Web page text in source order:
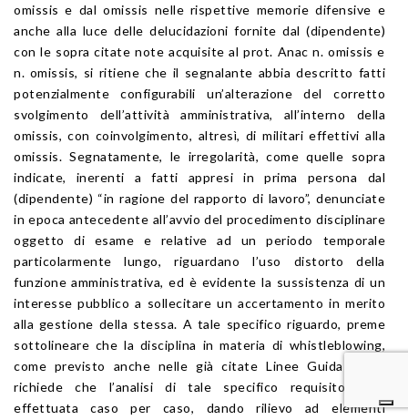
omissis e dal omissis nelle rispettive memorie difensive e
anche alla luce delle delucidazioni fornite dal (dipendente)
con le sopra citate note acquisite al prot. Anac n. omissis e
n. omissis, si ritiene che il segnalante abbia descritto fatti
potenzialmente configurabili un’alterazione del corretto
svolgimento dell’attività amministrativa, all’interno della
omissis, con coinvolgimento, altresì, di militari effettivi alla
omissis. Segnatamente, le irregolarità, come quelle sopra
indicate, inerenti a fatti appresi in prima persona dal
(dipendente) “in ragione del rapporto di lavoro”, denunciate
in epoca antecedente all’avvio del procedimento disciplinare
oggetto di esame e relative ad un periodo temporale
particolarmente lungo, riguardano l’uso distorto della
funzione amministrativa, ed è evidente la sussistenza di un
interesse pubblico a sollecitare un accertamento in merito
alla gestione della stessa. A tale specifico riguardo, preme
sottolineare che la disciplina in materia di whistleblowing,
come previsto anche nelle già citate Linee Guida Anac,
richiede che l’analisi di tale specifico requisito vada
effettuata caso per caso, dando rilievo ad elementi